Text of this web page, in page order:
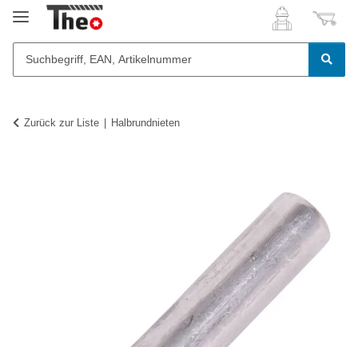
Zurück zur Liste Halbrundnieten